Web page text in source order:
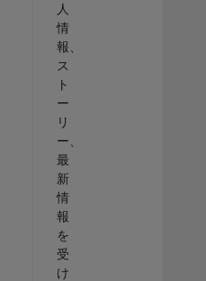
人
情
報、
ス
ト
ー
リ
ー、
最
新
情
報
を
受
け